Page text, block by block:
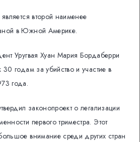
второй наименее
в Южной Америке.
Уругвая Хуан Мария Бордаберри
годам за убийство и участие в
года.
законопроект о легализации
первого триместра. Этот
внимание среди других стран